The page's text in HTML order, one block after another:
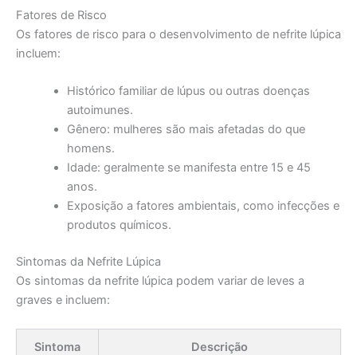
Fatores de Risco
Os fatores de risco para o desenvolvimento de nefrite lúpica
incluem:
Histórico familiar de lúpus ou outras doenças
autoimunes.
Gênero: mulheres são mais afetadas do que
homens.
Idade: geralmente se manifesta entre 15 e 45
anos.
Exposição a fatores ambientais, como infecções e
produtos químicos.
Sintomas da Nefrite Lúpica
Os sintomas da nefrite lúpica podem variar de leves a
graves e incluem:
Sintoma Descrição